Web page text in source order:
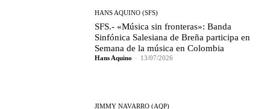
HANS AQUINO (SFS)
SFS.- «Música sin fronteras»: Banda
Sinfónica Salesiana de Breña participa en
Semana de la música en Colombia
Hans Aquino - 13/07/2026
JIMMY NAVARRO (AQP)